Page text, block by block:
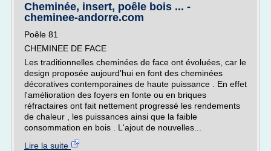
Cheminée, insert, poêle bois ... -
cheminee-andorre.com
Poêle 81
CHEMINEE DE FACE
Les traditionnelles cheminées de face ont évoluées, car le
design proposée aujourd'hui en font des cheminées
décoratives contemporaines de haute puissance . En effet
l'amélioration des foyers en fonte ou en briques
réfractaires ont fait nettement progressé les rendements
de chaleur , les puissances ainsi que la faible
consommation en bois . L'ajout de nouvelles...
Lire la suite